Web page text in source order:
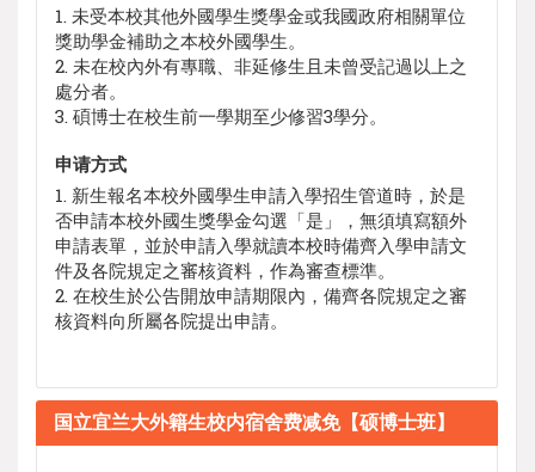
1. 未受本校其他外國學生獎學金或我國政府相關單位
獎助學金補助之本校外國學生。
2. 未在校內外有專職、非延修生且未曾受記過以上之
處分者。
3. 碩博士在校生前一學期至少修習3學分。
申请方式
1. 新生報名本校外國學生申請入學招生管道時，於是
否申請本校外國生獎學金勾選「是」，無須填寫額外
申請表單，並於申請入學就讀本校時備齊入學申請文
件及各院規定之審核資料，作為審查標準。
2. 在校生於公告開放申請期限內，備齊各院規定之審
核資料向所屬各院提出申請。
国立宜兰大外籍生校内宿舍费减免【硕博士班】